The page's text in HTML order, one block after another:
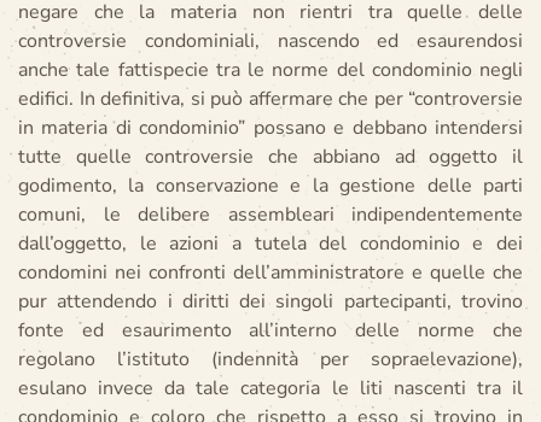
negare che la materia non rientri tra quelle delle
controversie condominiali, nascendo ed esaurendosi
anche tale fattispecie tra le norme del condominio negli
edifici. In definitiva, si può affermare che per “controversie
in materia di condominio” possano e debbano intendersi
tutte quelle controversie che abbiano ad oggetto il
godimento, la conservazione e la gestione delle parti
comuni, le delibere assembleari indipendentemente
dall’oggetto, le azioni a tutela del condominio e dei
condomini nei confronti dell’amministratore e quelle che
pur attendendo i diritti dei singoli partecipanti, trovino
fonte ed esaurimento all’interno delle norme che
regolano l’istituto (indennità per sopraelevazione),
esulano invece da tale categoria le liti nascenti tra il